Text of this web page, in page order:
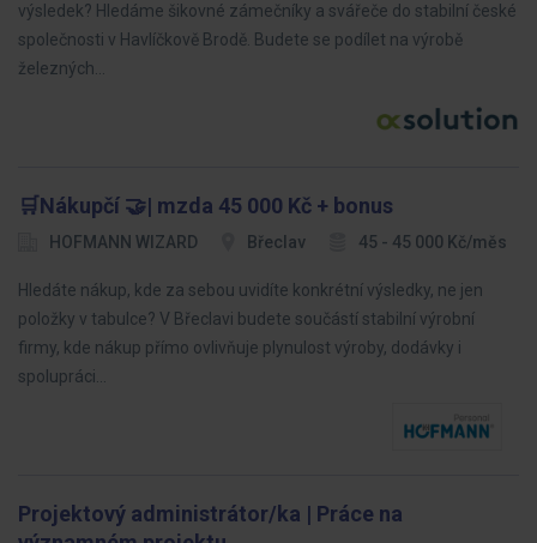
výsledek? Hledáme šikovné zámečníky a svářeče do stabilní české
společnosti v Havlíčkově Brodě. Budete se podílet na výrobě
železných…
🛒Nákupčí 🤝| mzda 45 000 Kč + bonus
HOFMANN WIZARD Břeclav 45 - 45 000 Kč/měs
Hledáte nákup, kde za sebou uvidíte konkrétní výsledky, ne jen
položky v tabulce? V Břeclavi budete součástí stabilní výrobní
firmy, kde nákup přímo ovlivňuje plynulost výroby, dodávky i
spolupráci…
Projektový administrátor/ka | Práce na